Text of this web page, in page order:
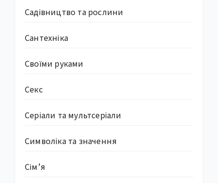
Садівництво та рослини
Сантехніка
Своїми руками
Секс
Серіали та мультсеріали
Символіка та значення
Сім’я